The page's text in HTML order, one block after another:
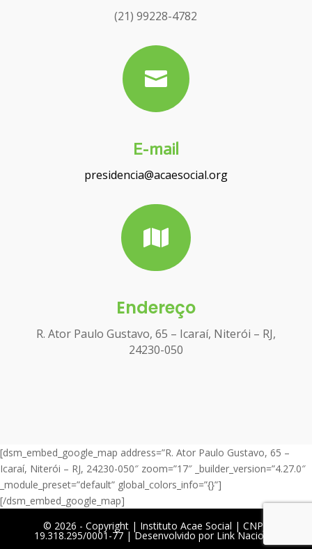
(21) 99228-4782

E-mail
presidencia@acaesocial.org

Endereço
R. Ator Paulo Gustavo, 65 – Icaraí, Niterói – RJ,
24230-050
[dsm_embed_google_map address=”R. Ator Paulo Gustavo, 65 –
Icaraí, Niterói – RJ, 24230-050″ zoom=”17″ _builder_version=”4.27.0″
_module_preset=”default” global_colors_info=”{}”]
[/dsm_embed_google_map]
©️ 2026 - Copyright | Instituto Acae Social | CNPJ:
19.318.295/0001-77 | Desenvolvido por Link Nacional